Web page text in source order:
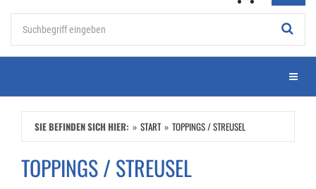
Menü
SIE BEFINDEN SICH HIER: START TOPPINGS / STREUSEL
TOPPINGS / STREUSEL